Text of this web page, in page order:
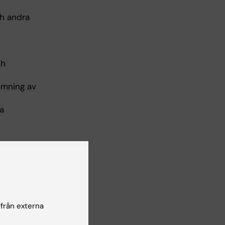
andra
av
externa